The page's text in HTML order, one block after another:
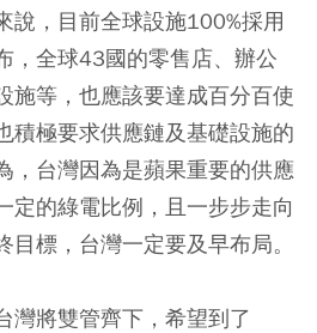
說，目前全球設施100%採用
，全球43國的零售店、辦公
施等，也應該要達成百分百使
積極要求供應鏈及基礎設施的
，台灣因為是蘋果重要的供應
定的綠電比例，且一步步走向
標，台灣一定要及早布局。
灣將雙管齊下，希望到了